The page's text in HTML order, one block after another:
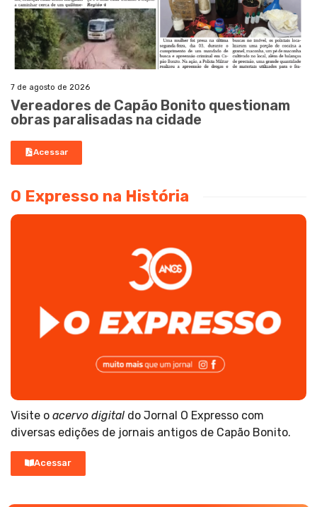
7 de agosto de 2026
Vereadores de Capão Bonito questionam
obras paralisadas na cidade
Acessar
O Expresso na História
Visite o acervo digital do Jornal O Expresso com
diversas edições de jornais antigos de Capão Bonito.
Acessar